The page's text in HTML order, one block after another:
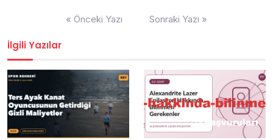
« Önceki Yazı Sonraki Yazı »
İlgili Yazılar